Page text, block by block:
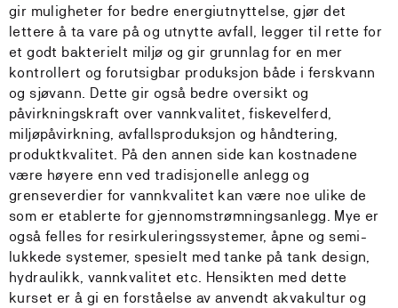
gir muligheter for bedre energiutnyttelse, gjør det
lettere å ta vare på og utnytte avfall, legger til rette for
et godt bakterielt miljø og gir grunnlag for en mer
kontrollert og forutsigbar produksjon både i ferskvann
og sjøvann. Dette gir også bedre oversikt og
påvirkningskraft over vannkvalitet, fiskevelferd,
miljøpåvirkning, avfallsproduksjon og håndtering,
produktkvalitet. På den annen side kan kostnadene
være høyere enn ved tradisjonelle anlegg og
grenseverdier for vannkvalitet kan være noe ulike de
som er etablerte for gjennomstrømningsanlegg. Mye er
også felles for resirkuleringssystemer, åpne og semi-
lukkede systemer, spesielt med tanke på tank design,
hydraulikk, vannkvalitet etc. Hensikten med dette
kurset er å gi en forståelse av anvendt akvakultur og